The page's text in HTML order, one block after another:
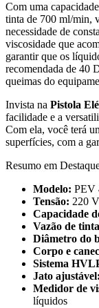
Com uma
tinta de 700 ml/min,
necessidade de
viscosidade que
garantir que os
recomendada de 40
queimas do
Invista na Pistola
facilidade e a
Com ela, você terá
superfícies, com a
Resumo em
Modelo: PEV
Tensão: 220
Capacidade
Vazão de
Diâmetro do
Corpo e
Sistema
Jato ajustável:
Medidor de
líquidos